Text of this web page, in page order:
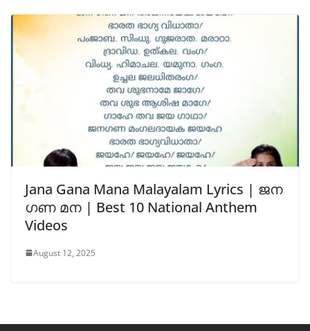
Jana Gana Mana Malayalam Lyrics | ജന
ഗണ മന | Best 10 National Anthem
Videos
August 12, 2025